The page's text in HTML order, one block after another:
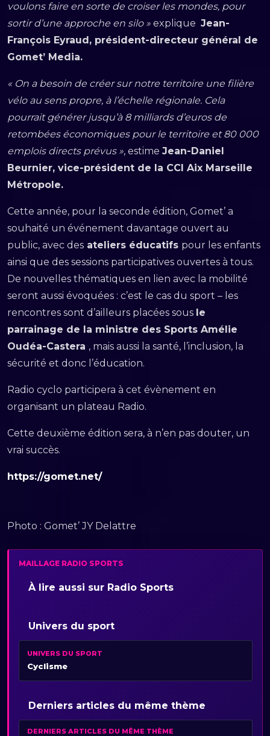
voulons faire en sorte de croiser les mondes, pour
sortir d’une approche en silo » explique Jean-
François Eyraud, président-directeur général de
Gomet’ Media.
« On a besoin de créer sur notre territoire une filière
vélo au sens propre, à l’échelle régionale. Cela
pourrait générer jusqu’à 8 milliards d’euros de
retombées économiques pour le territoire et 80 000
emplois directs prévus », estime Jean-Daniel
Beurnier, vice-président de la CCI Aix Marseille
Métropole.
Cette année, pour la seconde édition, Gomet’ a
souhaité un événement davantage ouvert au
public, avec des ateliers éducatifs pour les enfants
ainsi que des sessions participatives ouvertes à tous.
De nouvelles thématiques en lien avec la mobilité
seront aussi évoquées : c’est le cas du sport – les
rencontres sont d’ailleurs placées sous le
parrainage de la ministre des Sports Amélie
Oudéa-Castera , mais aussi la santé, l’inclusion, la
sécurité et donc l’éducation.
Radio cyclo participera à cet évènement en
organisant un plateau Radio.
Cette deuxième édition sera, à n’en pas douter, un
vrai succès.
https://gomet.net/
Photo : Gomet’ JY Delattre
MAILLAGE RADIO SPORTS
À lire aussi sur Radio Sports
Univers du sport
UNIVERS DU SPORT
Cyclisme
Derniers articles du même thème
DERNIERS ARTICLES DU MÊME THÈME